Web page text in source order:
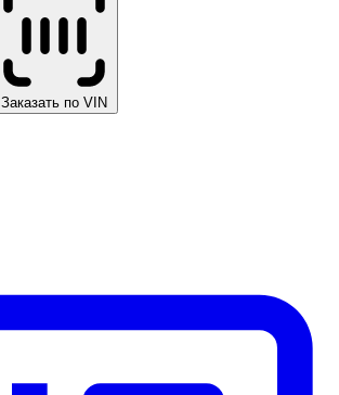
Заказать по VIN